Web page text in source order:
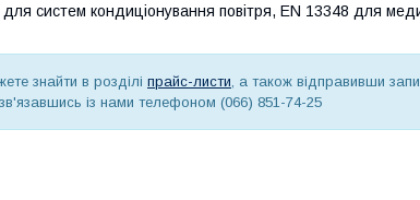
систем кондиціонування повітря, EN 13348 для
знайти в розділі прайс-листи , а також відправивши
із нами телефоном (066) 851-74-25